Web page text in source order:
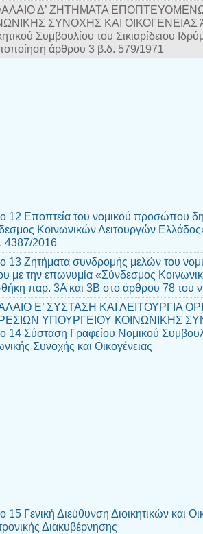
Δ’ ΖΗΤΗΜΑΤΑ
ΣΥΝΟΧΗΣ ΚΑΙ ΟΙΚΟΓΕΝΕΙΑΣ
Συμβουλίου του Σικιαρίδειου
άρθρου 3 β.δ. 579/1971
12 Εποπτεία του νομικού προσώπου
Κοινωνικών Λειτουργών
4387/2016
13 Ζητήματα συνδρομής μελών του
με την επωνυμία «Σύνδεσμος
παρ. 3Α και 3Β στο άρθρου 78 του
Ε’ ΣΥΣΤΑΣΗ ΚΑΙ ΛΕΙΤΟΥΡΓΙΑ
ΥΠΟΥΡΓΕΙΟΥ ΚΟΙΝΩΝΙΚΗΣ
14 Σύσταση Γραφείου Νομικού
Συνοχής και Οικογένειας
15 Γενική Διεύθυνση Διοικητικών και
Διακυβέρνησης